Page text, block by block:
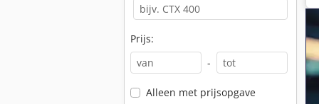
Prijs:
-
Alleen met prijsopgave